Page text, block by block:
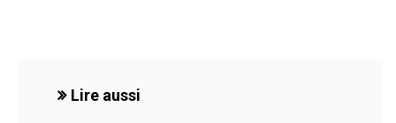
Lire aussi